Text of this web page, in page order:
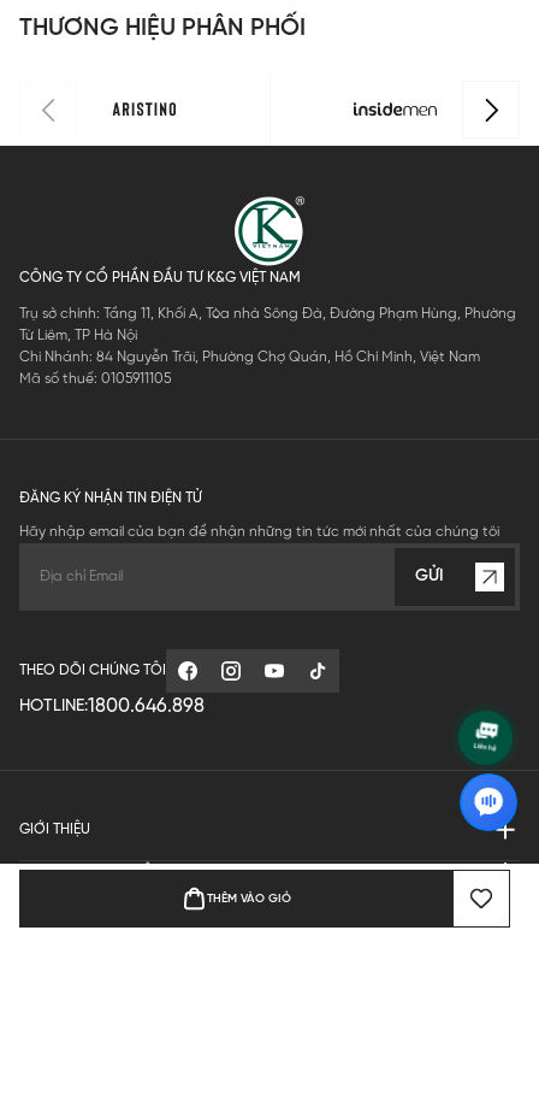
THÊM VÀO GIỎ
THƯƠNG HIỆU PHÂN PHỐI
CÔNG TY CỔ PHẦN ĐẦU TƯ K&G VIỆT NAM
Trụ sở chính: Tầng 11, Khối A, Tòa nhà Sông Đà, Đường Phạm Hùng, Phường
Từ Liêm, TP Hà Nội
Chi Nhánh: 84 Nguyễn Trãi, Phường Chợ Quán, Hồ Chí Minh, Việt Nam
Mã số thuế: 0105911105
ĐĂNG KÝ NHẬN TIN ĐIỆN TỬ
Hãy nhập email của bạn để nhận những tin tức mới nhất của chúng tôi
GỬI
THEO DÕI CHÚNG TÔI
HOTLINE:1800.646.898
GIỚI THIỆU
QUY ĐỊNH HOẠT ĐỘNG